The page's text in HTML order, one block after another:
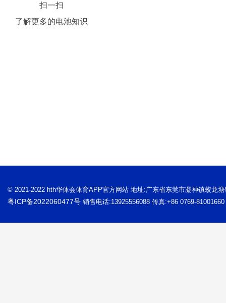
扫一扫
了解更多的电池知识
© 2021-2022 hth华体会体育APP官方网站 地址:广东省东莞市凝神镇蛟龙
粤ICP备2022060477号 销售电话:13925556088 传真:+86 0769-81001660